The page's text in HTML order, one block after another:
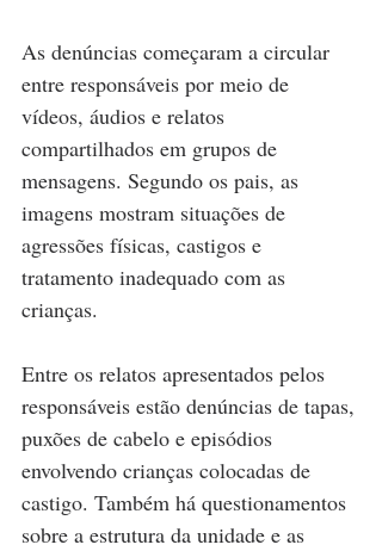
As denúncias começaram a circular
entre responsáveis por meio de
vídeos, áudios e relatos
compartilhados em grupos de
mensagens. Segundo os pais, as
imagens mostram situações de
agressões físicas, castigos e
tratamento inadequado com as
crianças.
Entre os relatos apresentados pelos
responsáveis estão denúncias de tapas,
puxões de cabelo e episódios
envolvendo crianças colocadas de
castigo. Também há questionamentos
sobre a estrutura da unidade e as